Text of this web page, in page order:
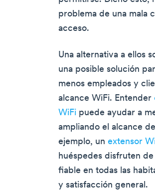
problema de una mala
acceso.
Una alternativa a ellos
una posible solución
menos empleados y
alcance WiFi. Entender
WiFi puede ayudar a
ampliando el alcance
ejemplo, unextensor
huéspedes disfruten
fiable en todas las
y satisfacción general.